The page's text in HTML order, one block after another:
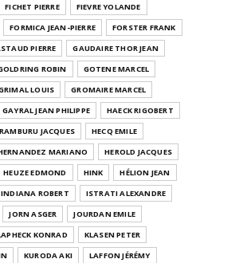
FICHET PIERRE
FIEVRE YOLANDE
FORMICA JEAN-PIERRE
FORSTER FRANK
PIERRE
GAUDAIRE THOR JEAN
ROBIN
GOTENE MARCEL
LOUIS
GROMAIRE MARCEL
GAYRAL JEAN PHILIPPE
HAECK RIGOBERT
JACQUES
HECQ EMILE
MARIANO
HEROLD JACQUES
HEUZE EDMOND HINK
HÉLION JEAN
INDIANA ROBERT
ISTRATI ALEXANDRE
JORN ASGER
JOURDAN EMILE
KONRAD
KLASEN PETER
KURODA AKI
LAFFON JÉRÉMY